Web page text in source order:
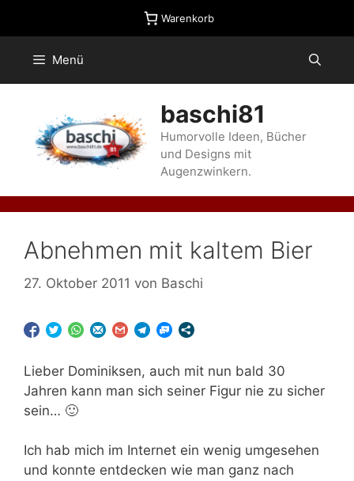
Warenkorb
Menü
baschi81
Humorvolle Ideen, Bücher
und Designs mit
Augenzwinkern.
Abnehmen mit kaltem Bier
27. Oktober 2011 von Baschi
Lieber Dominiksen, auch mit nun bald 30
Jahren kann man sich seiner Figur nie zu sicher
sein… 🙂
Ich hab mich im Internet ein wenig umgesehen
und konnte entdecken wie man ganz nach